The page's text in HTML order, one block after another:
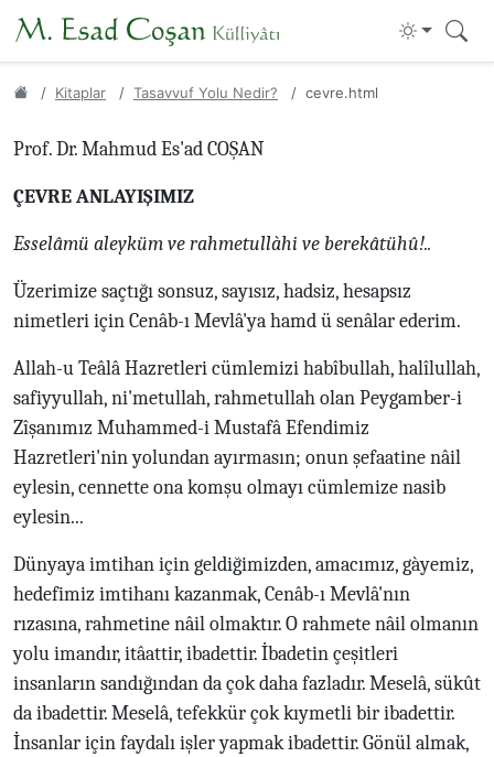
Kitaplar Tasavvuf Yolu Nedir? cevre.html
Prof. Dr. Mahmud Es'ad COŞAN
ÇEVRE ANLAYIŞIMIZ
Esselâmü aleyküm ve rahmetullàhi ve berekâtühû!..
Üzerimize saçtığı sonsuz, sayısız, hadsiz, hesapsız
nimetleri için Cenâb-ı Mevlâ'ya hamd ü senâlar ederim.
Allah-u Teâlâ Hazretleri cümlemizi habîbullah, halîlullah,
safiyyullah, ni'metullah, rahmetullah olan Peygamber-i
Zîşanımız Muhammed-i Mustafâ Efendimiz
Hazretleri'nin yolundan ayırmasın; onun şefaatine nâil
eylesin, cennette ona komşu olmayı cümlemize nasib
eylesin...
Dünyaya imtihan için geldiğimizden, amacımız, gàyemiz,
hedefimiz imtihanı kazanmak, Cenâb-ı Mevlâ'nın
rızasına, rahmetine nâil olmaktır. O rahmete nâil olmanın
yolu imandır, itâattir, ibadettir. İbadetin çeşitleri
insanların sandığından da çok daha fazladır. Meselâ, sükût
da ibadettir. Meselâ, tefekkür çok kıymetli bir ibadettir.
İnsanlar için faydalı işler yapmak ibadettir. Gönül almak,